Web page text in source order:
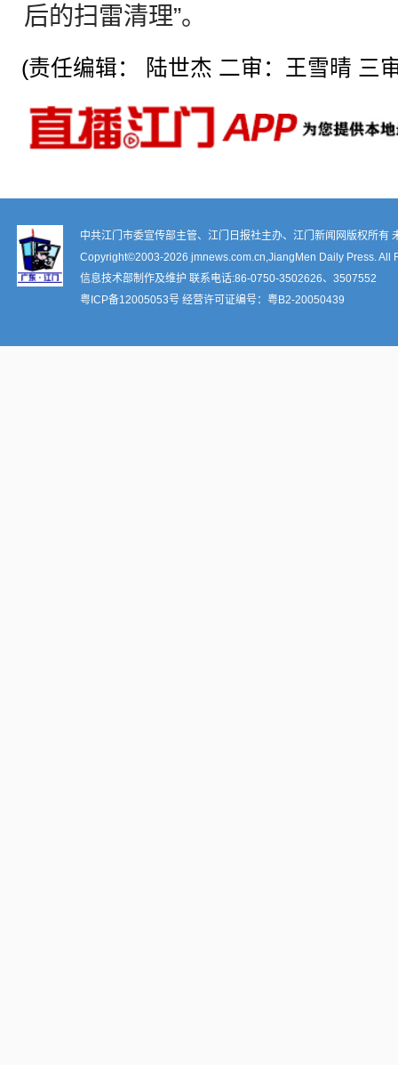
后的扫雷清理”。
(责任编辑： 陆世杰 二审：王雪晴 三
中共江门市委宣传部主管、江门日报社主办、江门新闻网版权所有
Copyright©2003-2026 jmnews.com.cn,JiangMen Daily Press. All
信息技术部制作及维护 联系电话:86-0750-3502626、3507552
粤ICP备12005053号 经营许可证编号： 粤B2-20050439